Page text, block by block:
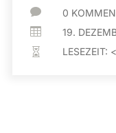
 0
 19.
 LESEZEIT: